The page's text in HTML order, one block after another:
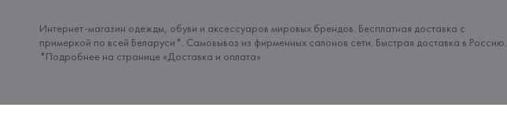
Интернет-магазин одежды, обуви и аксессуаров мировых брендов. Бесплатная доставка с
примеркой по всей Беларуси*. Самовывоз из фирменных салонов сети. Быстрая доставка в Россию.
*Подробнее на странице «Доставка и оплата»